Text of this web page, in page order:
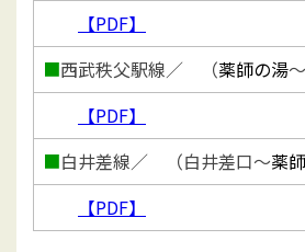
【PDF】
■西武秩父駅線／ （薬師の湯
【PDF】
■白井差線／ （白井差口～薬
【PDF】